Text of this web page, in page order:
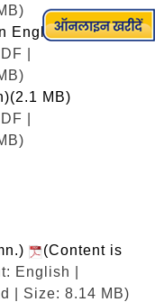
English)(898 KB)
|
MB)
|
(Content is
English |
| Size: 8.14 MB)